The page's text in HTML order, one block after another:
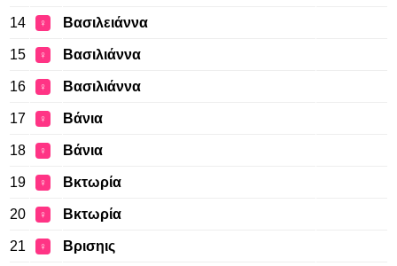
14 ♀ Βασιλειάννα
15 ♀ Βασιλιάννα
16 ♀ Βασιλιάννα
17 ♀ Βάνια
18 ♀ Βάνια
19 ♀ Βκτωρία
20 ♀ Βκτωρία
21 ♀ Βρισηις